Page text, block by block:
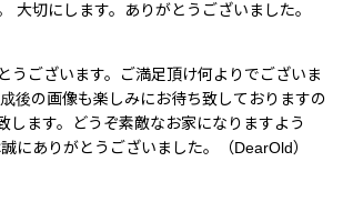
大切にします。ありがとうございました。
うございます。ご満足頂け何よりでございま
後の画像も楽しみにお待ち致しておりますの
します。どうぞ素敵なお家になりますよう
にありがとうございました。（DearOld）